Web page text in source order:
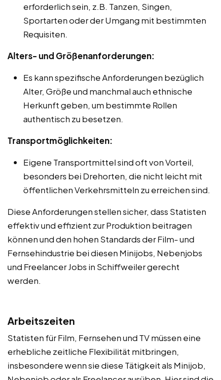
erforderlich sein, z.B. Tanzen, Singen,
Sportarten oder der Umgang mit bestimmten
Requisiten.
Alters- und Größenanforderungen:
Es kann spezifische Anforderungen bezüglich
Alter, Größe und manchmal auch ethnische
Herkunft geben, um bestimmte Rollen
authentisch zu besetzen.
Transportmöglichkeiten:
Eigene Transportmittel sind oft von Vorteil,
besonders bei Drehorten, die nicht leicht mit
öffentlichen Verkehrsmitteln zu erreichen sind.
Diese Anforderungen stellen sicher, dass Statisten
effektiv und effizient zur Produktion beitragen
können und den hohen Standards der Film- und
Fernsehindustrie bei diesen Minijobs, Nebenjobs
und Freelancer Jobs in Schiffweiler gerecht
werden.
Arbeitszeiten
Statisten für Film, Fernsehen und TV müssen eine
erhebliche zeitliche Flexibilität mitbringen,
insbesondere wenn sie diese Tätigkeit als Minijob,